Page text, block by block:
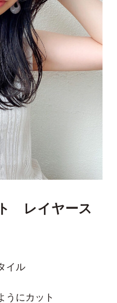
レイヤース
イル
うにカット